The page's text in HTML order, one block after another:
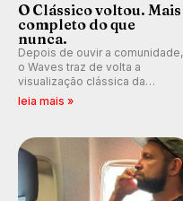
O Clássico voltou. Mais
completo do que
nunca.
Depois de ouvir a comunidade,
o Waves traz de volta a
visualização clássica da
previsão de águas rasas,
ondas para até 16 dias.
leia mais »